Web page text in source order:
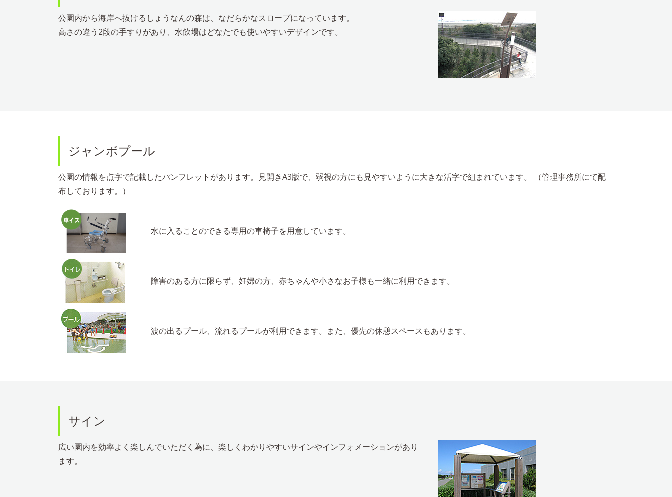
公園内から海岸へ抜けるしょうなんの森は、なだらかなスロープになっています。
高さの違う2段の手すりがあり、水飲場はどなたでも使いやすいデザインです。
ジャンボプール
公園の情報を点字で記載したパンフレットがあります。見開きA3版で、弱視の方にも見やすいように大きな活字で組まれています。 （管理事務所にて配
布しております。）
水に入ることのできる専用の車椅子を用意しています。
障害のある方に限らず、妊婦の方、赤ちゃんや小さなお子様も一緒に利用できます。
波の出るプール、流れるプールが利用できます。また、優先の休憩スペースもあります。
サイン
広い園内を効率よく楽しんでいただく為に、楽しくわかりやすいサインやインフォメーションがあり
ます。